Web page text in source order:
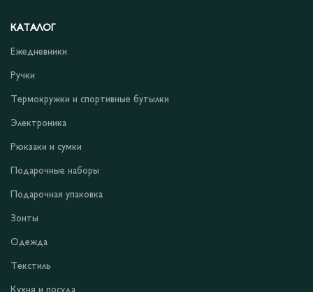
КАТАЛОГ
Ежедневники
Ручки
Термокружки и спортивные бутылки
Электроника
Рюкзаки и сумки
Подарочные наборы
Подарочная упаковка
Зонты
Одежда
Текстиль